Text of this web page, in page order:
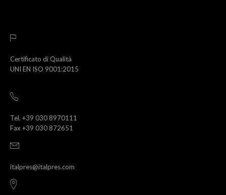
Certificato di Qualità
UNI EN ISO 9001:2015
Tel. +39 030 8970111
Fax +39 030 872651
italpres@italpres.com